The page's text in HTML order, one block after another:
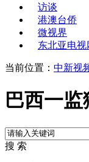
访谈
港澳台侨
微视界
东北亚电视
当前位置： 中新视
巴西一
搜 索